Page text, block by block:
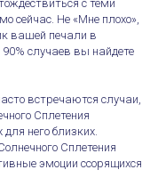
с теми
сейчас. Не «Мне плохо»,
вашей печали в
случаев вы найдете
встречаются случаи,
Сплетения
него близких.
Сплетения
эмоции ссорящихся